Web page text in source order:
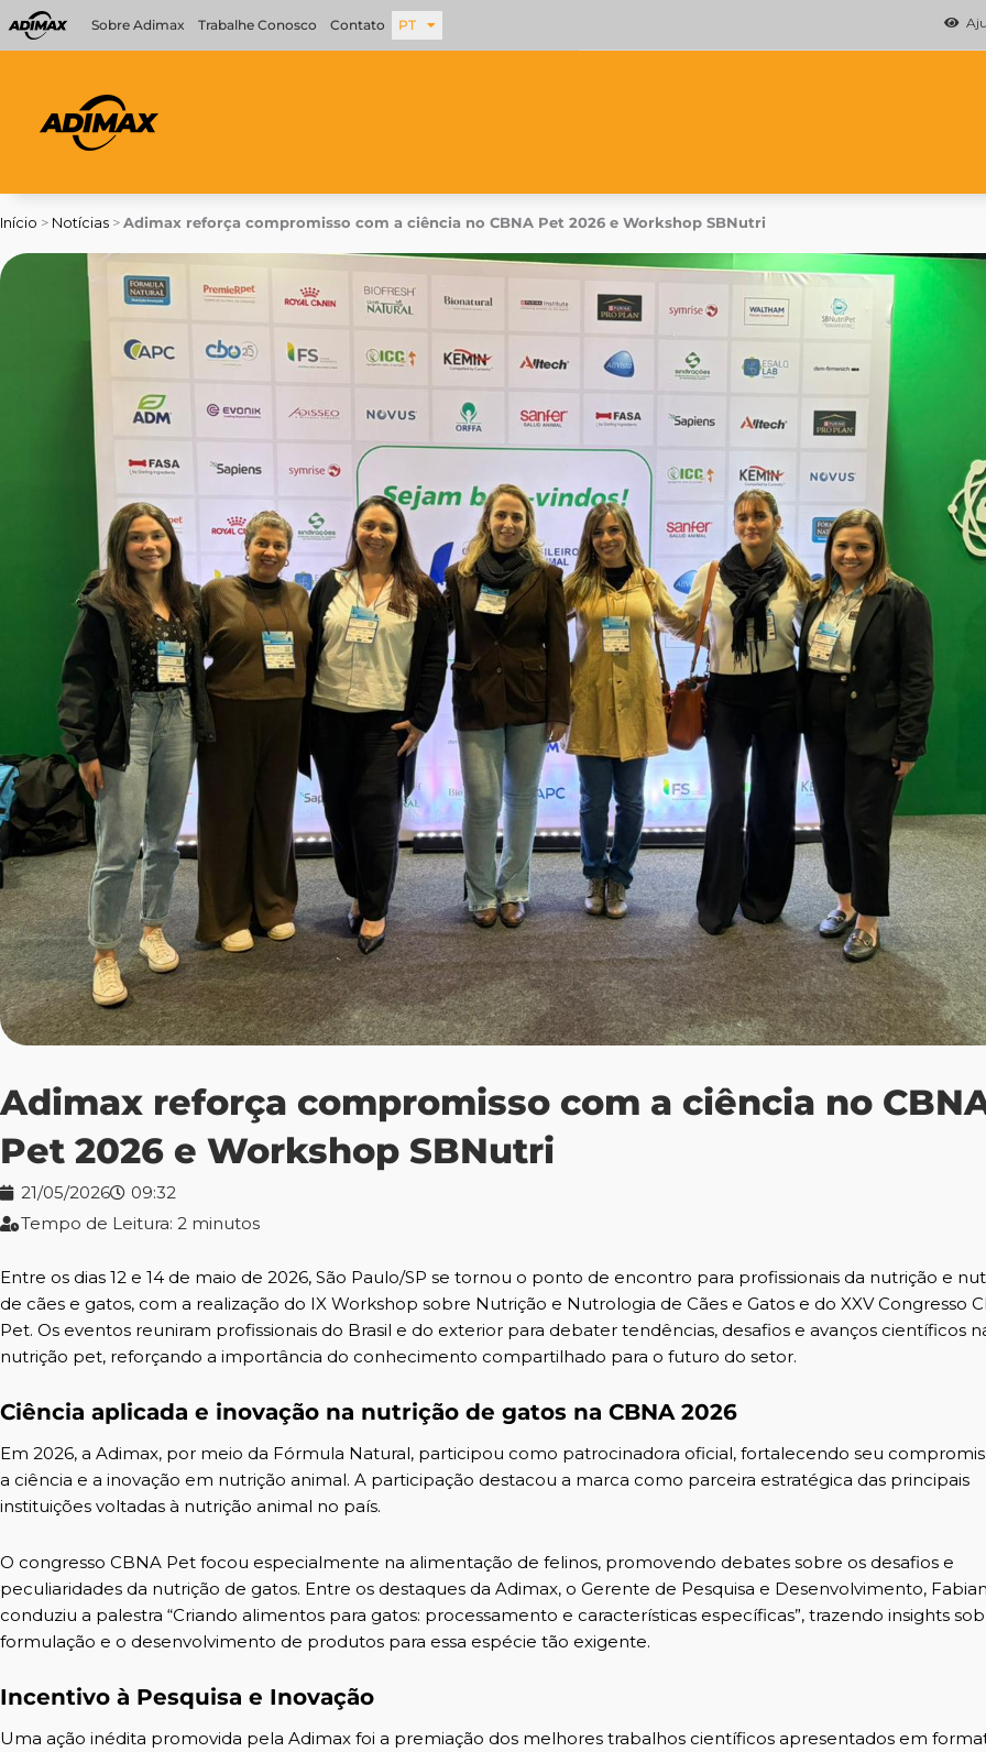
para
Sobre Adimax Trabalhe Conosco Contato PT
Início > Notícias > Adimax reforça compromisso com a ciência no CBNA Pet 2026 e Workshop SBNutri
Adimax reforça compromisso com a ciência no
Pet 2026 e Workshop SBNutri
21/05/2026
09:32
Tempo de Leitura: 2 minutos
Entre os dias 12 e 14 de maio de 2026, São Paulo/SP se tornou o ponto de encontro para profissionais da nutrição e
de cães e gatos, com a realização do IX Workshop sobre Nutrição e Nutrologia de Cães e Gatos e do XXV Congresso
Pet. Os eventos reuniram profissionais do Brasil e do exterior para debater tendências, desafios e avanços científicos
nutrição pet, reforçando a importância do conhecimento compartilhado para o futuro do setor.
Ciência aplicada e inovação na nutrição de gatos na CBNA 2026
Em 2026, a Adimax, por meio da Fórmula Natural, participou como patrocinadora oficial, fortalecendo seu
a ciência e a inovação em nutrição animal. A participação destacou a marca como parceira estratégica das principais
instituições voltadas à nutrição animal no país.
O congresso CBNA Pet focou especialmente na alimentação de felinos, promovendo debates sobre os desafios e
peculiaridades da nutrição de gatos. Entre os destaques da Adimax, o Gerente de Pesquisa e Desenvolvimento,
conduziu a palestra “Criando alimentos para gatos: processamento e características específicas”, trazendo insights
formulação e o desenvolvimento de produtos para essa espécie tão exigente.
Incentivo à Pesquisa e Inovação
Uma ação inédita promovida pela Adimax foi a premiação dos melhores trabalhos científicos apresentados em